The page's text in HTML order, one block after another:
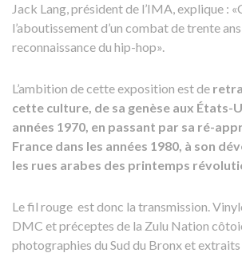
Jack Lang, président de l’IMA, explique :
l’aboutissement d’un combat de trente
reconnaissance du hip-hop».
L’ambition de cette exposition est de
cette culture, de sa genèse aux États-
années 1970, en passant par sa ré-
France dans les années 1980, à son
les rues arabes des printemps
Le fil rouge est donc la transmission.
DMC et préceptes de la Zulu Nation
photographies du Sud du Bronx et